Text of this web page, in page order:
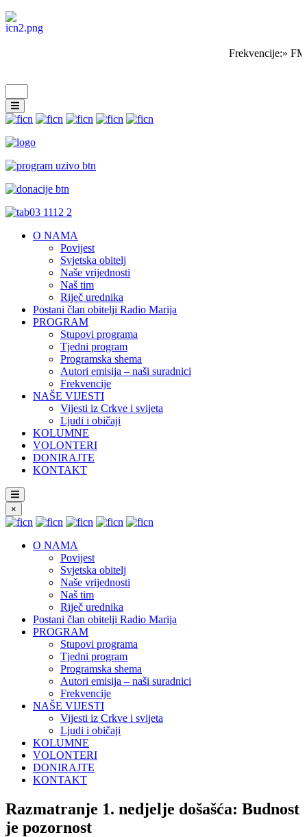
Frekvencije:»
O NAMA
Povijest
Svjetska obitelj
Naše vrijednosti
Naš tim
Riječ urednika
Postani član obitelji Radio Marija
PROGRAM
Stupovi programa
Tjedni program
Programska shema
Autori emisija – naši suradnici
Frekvencije
NAŠE VIJESTI
Vijesti iz Crkve i svijeta
Ljudi i običaji
KOLUMNE
VOLONTERI
DONIRAJTE
KONTAKT
×
O NAMA
Povijest
Svjetska obitelj
Naše vrijednosti
Naš tim
Riječ urednika
Postani član obitelji Radio Marija
PROGRAM
Stupovi programa
Tjedni program
Programska shema
Autori emisija – naši suradnici
Frekvencije
NAŠE VIJESTI
Vijesti iz Crkve i svijeta
Ljudi i običaji
KOLUMNE
VOLONTERI
DONIRAJTE
KONTAKT
Razmatranje 1. nedjelje došašća: Budnost
je pozornost